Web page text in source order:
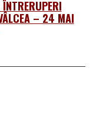
– 24 MAI